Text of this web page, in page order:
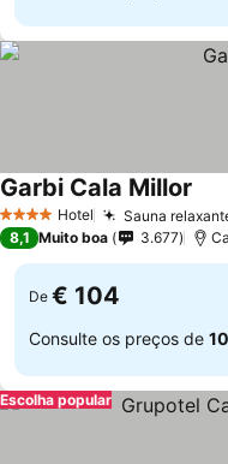
4 EstrelasHotel Sauna
Garbi Cala Millor
8,1 Muito boa 3.677
De € 104
Consulte os preços de
Escolha popular